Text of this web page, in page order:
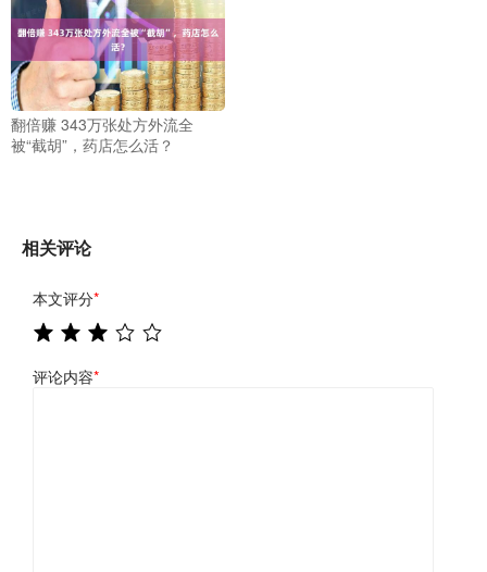
翻倍赚 343万张处方外流全
被“截胡”，药店怎么活？
相关评论
本文评分*
评论内容*